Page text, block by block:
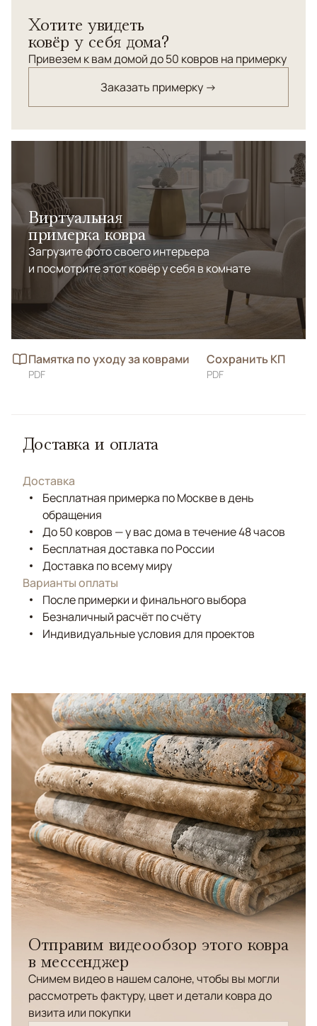
дополнением в уютных спальнях и небольших
гостиных.
Хотите увидеть
ковёр у себя дома?
Привезем к вам домой до 50 ковров на примерку
Заказать примерку →
Виртуальная
примерка ковра
Загрузите фото своего интерьера
и посмотрите этот ковёр у себя в комнате
Памятка по уходу за коврами
PDF
Сохранить КП
PDF
Доставка и оплата
Доставка
Бесплатная примерка по Москве в день
обращения
До 50 ковров — у вас дома в течение 48 часов
Бесплатная доставка по России
Доставка по всему миру
Варианты оплаты
После примерки и финального выбора
Безналичный расчёт по счёту
Индивидуальные условия для проектов
Отправим видеообзор этого ковра
в мессенджер
Снимем видео в нашем салоне, чтобы вы могли
рассмотреть фактуру, цвет и детали ковра до
визита или покупки